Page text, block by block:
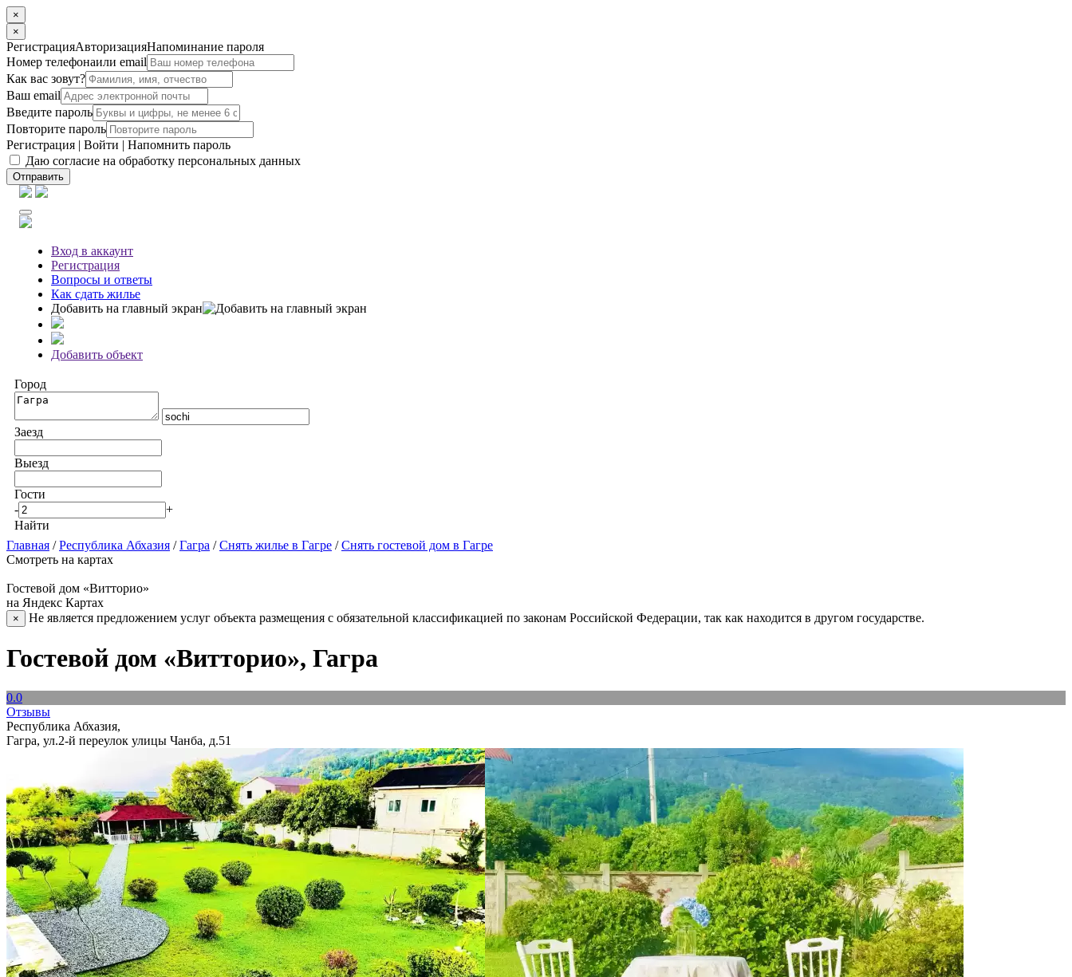
×
×
РегистрацияАвторизацияНапоминание пароля
Номер телефонаили email
Как вас зовут?
Ваш email
Введите пароль
Повторите пароль
Регистрация | Войти | Напомнить пароль
Даю согласие на обработку персональных данных
Отправить
Вход в аккаунт
Регистрация
Вопросы и ответы
Как сдать жилье
Добавить на главный экран
Добавить объект
Город
Заезд
Выезд
Гости
-
+
Найти
Главная /Республика Абхазия /Гагра /Снять жилье в Гагре /Снять гостевой дом в Гагре
Смотреть на картах
Гостевой дом «Витторио»
на Яндекс Картах
× Не является предложением услуг объекта размещения с обязательной классификацией по законам Российской Федерации, так как находится в другом государстве.
Гостевой дом «Витторио», Гагра
0.0
Отзывы
Республика Абхазия,
Гагра, ул.2-й переулок улицы Чанба, д.51